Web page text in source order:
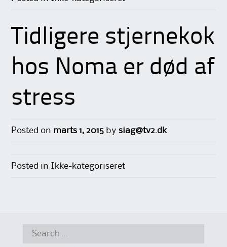
Tidligere stjernekok
hos Noma er død af
stress
Posted on marts 1, 2015 bysiag@tv2.dk
Posted in Ikke-kategoriseret
Search